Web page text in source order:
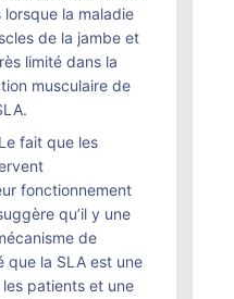
lorsque la maladie
de la jambe et
limité dans la
musculaire de
fait que les
fonctionnement
qu’il y une
de
que la SLA est une
patients et une